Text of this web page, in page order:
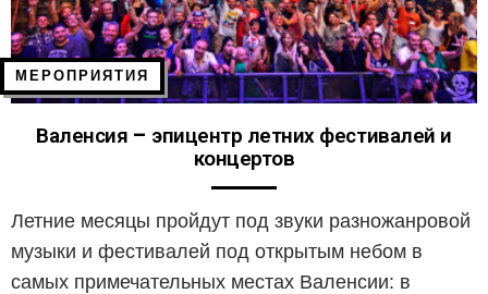
МЕРОПРИЯТИЯ
Валенсия – эпицентр летних фестивалей и
концертов
Летние месяцы пройдут под звуки разножанровой
музыки и фестивалей под открытым небом в
самых примечательных местах Валенсии: в